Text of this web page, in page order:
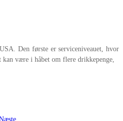
Den første er serviceniveauet, hvor
være i håbet om flere drikkepenge,